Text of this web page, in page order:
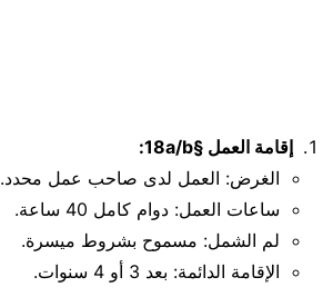
إقامة العمل §18a/b:
الغرض: العمل لدى صاحب عمل محدد.
ساعات العمل: دوام كامل 40 ساعة.
لم الشمل: مسموح بشروط ميسرة.
الإقامة الدائمة: بعد 3 أو 4 سنوات.